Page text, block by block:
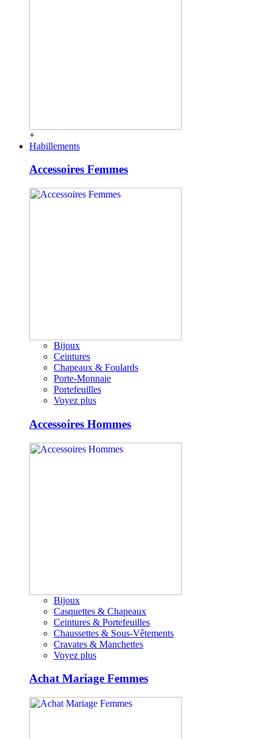
+
Habillements
Accessoires Femmes
Bijoux
Ceintures
Chapeaux & Foulards
Porte-Monnaie
Portefeuilles
Voyez plus
Accessoires Hommes
Bijoux
Casquettes & Chapeaux
Ceintures & Portefeuilles
Chaussettes & Sous-Vêtements
Cravates & Manchettes
Voyez plus
Achat Mariage Femmes